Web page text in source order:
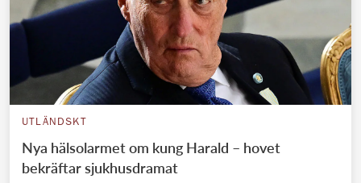
UTLÄNDSKT
Nya hälsolarmet om kung Harald – hovet
bekräftar sjukhusdramat